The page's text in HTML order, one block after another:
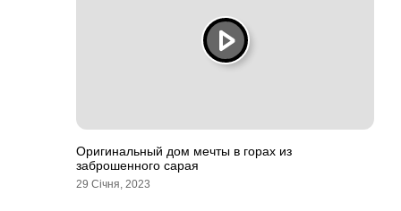
Оригинальный дом мечты в горах из
заброшенного сарая
29 Січня, 2023